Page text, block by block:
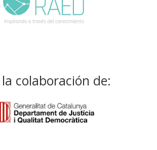
colaboración de: